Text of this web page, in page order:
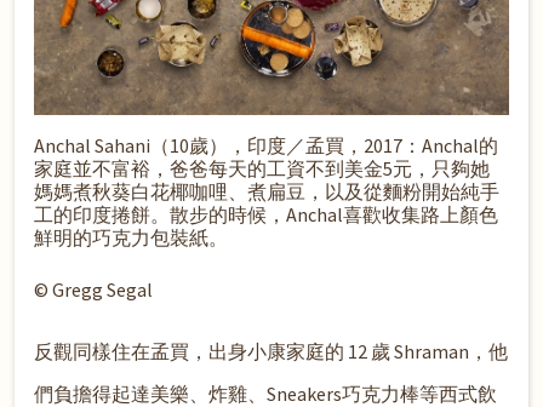
Anchal Sahani（10歲），印度／孟買，2017：Anchal的
家庭並不富裕，爸爸每天的工資不到美金5元，只夠她
媽媽煮秋葵白花椰咖哩、煮扁豆，以及從麵粉開始純手
工的印度捲餅。散步的時候，Anchal喜歡收集路上顏色
鮮明的巧克力包裝紙。
© Gregg Segal
反觀同樣住在孟買，出身小康家庭的 12 歲 Shraman，他
們負擔得起達美樂、炸雞、Sneakers巧克力棒等西式飲